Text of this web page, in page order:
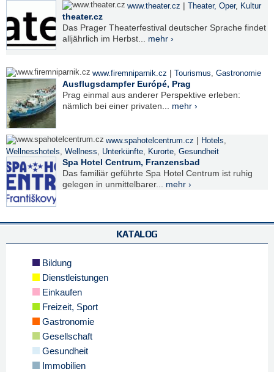
www.theater.cz | Theater, Oper, Kultur
theater.cz
Das Prager Theaterfestival deutscher Sprache findet
alljährlich im Herbst... mehr ›
www.firemniparnik.cz | Tourismus, Gastronomie
Ausflugsdampfer Európé, Prag
Prag einmal aus anderer Perspektive erleben:
nämlich bei einer privaten... mehr ›
www.spahotelcentrum.cz | Hotels,
Wellnesshotels, Wellness, Unterkünfte, Kurorte, Gesundheit
Spa Hotel Centrum, Franzensbad
Das familiär geführte Spa Hotel Centrum ist ruhig
gelegen in unmittelbarer... mehr ›
KATALOG
Bildung
Dienstleistungen
Einkaufen
Freizeit, Sport
Gastronomie
Gesellschaft
Gesundheit
Immobilien